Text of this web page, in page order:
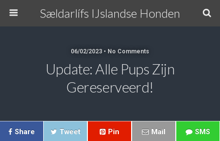
Sældarlífs IJslandse Honden
06/02/2023 • No Comments
Update: Alle Pups Zijn
Gereserveerd!
Share Tweet Pin Mail SMS